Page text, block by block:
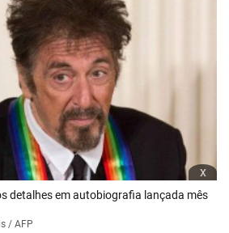
x
detalhes em autobiografia lançada mês
/ AFP